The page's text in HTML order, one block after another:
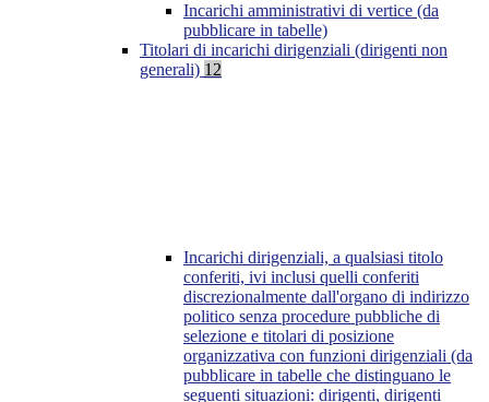
Incarichi amministrativi di vertice (da
pubblicare in tabelle)
Titolari di incarichi dirigenziali (dirigenti non
generali) 12
Incarichi dirigenziali, a qualsiasi titolo
conferiti, ivi inclusi quelli conferiti
discrezionalmente dall'organo di indirizzo
politico senza procedure pubbliche di
selezione e titolari di posizione
organizzativa con funzioni dirigenziali (da
pubblicare in tabelle che distinguano le
seguenti situazioni: dirigenti, dirigenti